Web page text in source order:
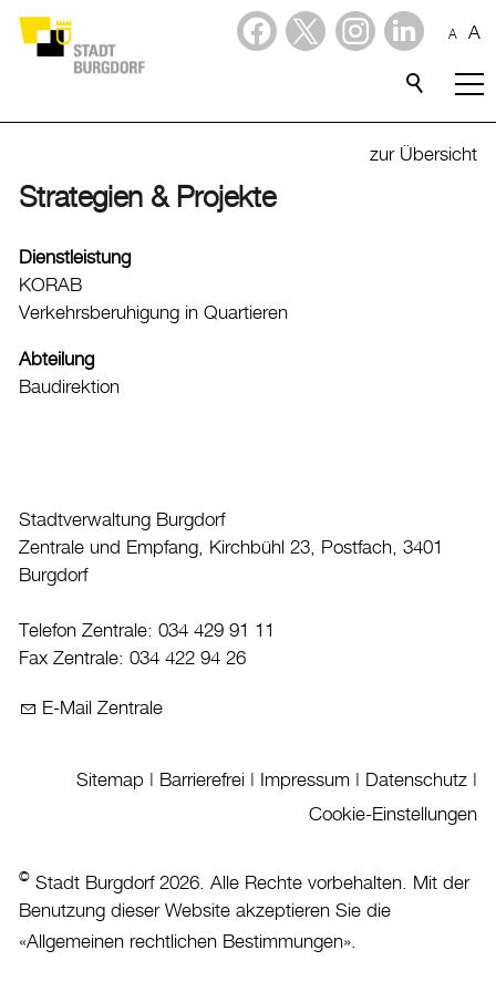
A A
Abfall
Ausländerinnen und Ausländer
Bildung
Sport
Freizeit
Kultur
Auto & Parkieren
Planen und Bauen
Stadt, Recht und Politik
Verwaltung & Politik
zur Übersicht
Strategien & Projekte
Dienstleistung
KORAB
Verkehrsberuhigung in Quartieren
Abteilung
Baudirektion
Stadtverwaltung Burgdorf
Zentrale und Empfang, Kirchbühl 23, Postfach, 3401
Burgdorf
Telefon Zentrale: 034 429 91 11
Fax Zentrale: 034 422 94 26
E-Mail Zentrale
Sitemap Barrierefrei Impressum Datenschutz
Cookie-Einstellungen
© Stadt Burgdorf 2026. Alle Rechte vorbehalten. Mit der
Benutzung dieser Website akzeptieren Sie die
«Allgemeinen rechtlichen Bestimmungen».